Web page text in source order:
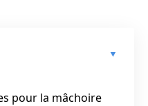
pour la mâchoire